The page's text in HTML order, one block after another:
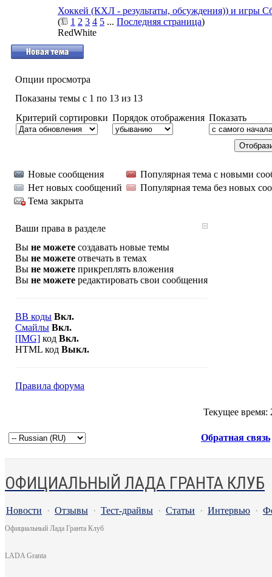
Хоккей (КХЛ - результаты, обсуждения)) и игры
(
1 2 3 4 5 ... Последняя страница)
RedWhite
Опции просмотра
Показаны темы с 1 по 13 из 13
Критерий сортировки Порядок отображения Показать
Новые сообщения
Популярная тема с новыми
Нет новых сообщений
Популярная тема без новых
Тема закрыта
Ваши права в разделе
Вы не можете создавать новые темы
Вы не можете отвечать в темах
Вы не можете прикреплять вложения
Вы не можете редактировать свои сообщения
BB коды Вкл.
Смайлы Вкл.
[IMG] код Вкл.
HTML код Выкл.
Правила форума
Текущее время:
Обратная связь
ОФИЦИАЛЬНЫЙ ЛАДА ГРАНТА КЛУБ
Новости · Отзывы · Тест-драйвы · Статьи · Интервью ·
Официальный Лада Гранта Клуб
LADA Granta